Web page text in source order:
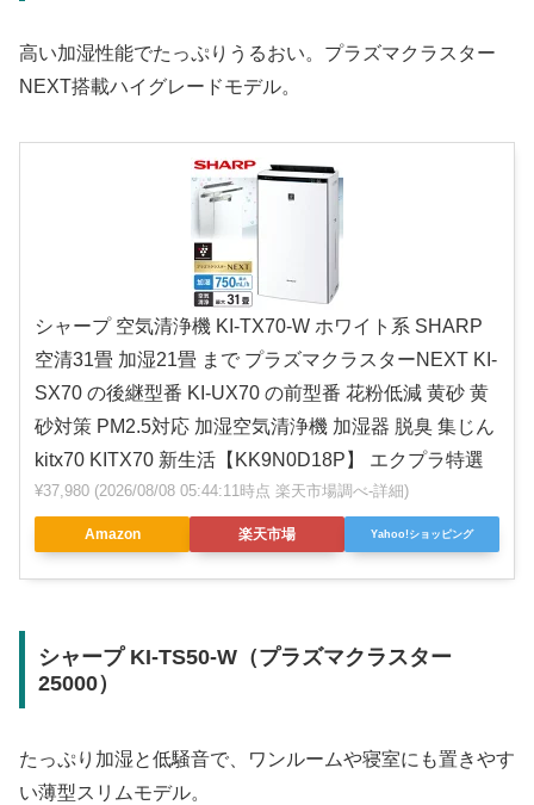
高い加湿性能でたっぷりうるおい。プラズマクラスター
NEXT搭載ハイグレードモデル。
シャープ 空気清浄機 KI-TX70-W ホワイト系 SHARP
空清31畳 加湿21畳 まで プラズマクラスターNEXT KI-
SX70 の後継型番 KI-UX70 の前型番 花粉低減 黄砂 黄
砂対策 PM2.5対応 加湿空気清浄機 加湿器 脱臭 集じん
kitx70 KITX70 新生活【KK9N0D18P】 エクプラ特選
¥37,980 (2026/08/08 05:44:11時点 楽天市場調べ-詳細)
Amazon 楽天市場 Yahoo!ショッピング
シャープ KI-TS50-W（プラズマクラスター
25000）
たっぷり加湿と低騒音で、ワンルームや寝室にも置きやす
い薄型スリムモデル。